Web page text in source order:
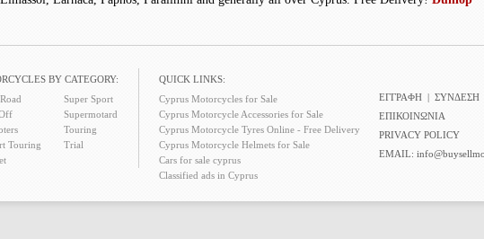
BY CATEGORY:
Touring
Super Sport
Supermotard
Touring
Trial
QUICK LINKS:
Cyprus Motorcycles for Sale
Cyprus Motorcycle Accessories for Sale
Cyprus Motorcycle Tyres Online - Free Delivery
Cyprus Motorcycle Helmets for Sale
Cars for sale cyprus
Classified ads in Cyprus
ΕΓΓΡΑΦΗ | ΣΥΝΔΕΣΗ
ΕΠΙΚΟΙΝΩΝΙΑ
PRIVACY POLICY
EMAIL: